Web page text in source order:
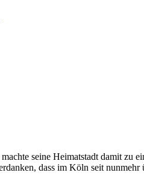
seine Heimatstadt damit
dass im Köln seit